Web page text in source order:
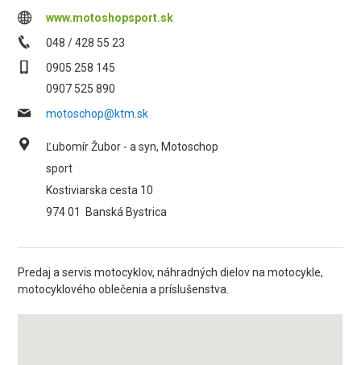
www.motoshopsport.sk
048 / 428 55 23
0905 258 145
0907 525 890
motoschop@ktm.sk
Ľubomír Žubor - a syn, Motoschop
sport
Kostiviarska cesta 10
974 01
Banská Bystrica
Predaj a servis motocyklov, náhradných dielov na motocykle,
motocyklového oblečenia a príslušenstva.